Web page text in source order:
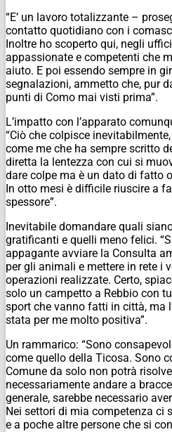
“E’ un lavoro totalizzante –
contatto quotidiano con i
Inoltre ho scoperto qui, negli
appassionate e competenti che
aiuto. E poi essendo sempre in
segnalazioni, ammetto che, pur
punti di Como mai visti prima”.
L’impatto con l’apparato
“Ciò che colpisce
come me che ha sempre scritto
diretta la lentezza con cui si
dare colpe ma è un dato di fatto
In otto mesi è difficile riuscire a
spessore”.
Inevitabile domandare quali
gratificanti e quelli meno felici.
appagante avviare la Consulta
per gli animali e mettere in rete i
operazioni realizzate. Certo,
solo un campetto a Rebbio con
sport che vanno fatti in città, ma
stata per me molto positiva”.
Un rammarico: “Sono
come quello della Ticosa. Sono
Comune da solo non potrà
necessariamente andare a
generale, sarebbe necessario
Nei settori di mia competenza ci
e a poche altre persone che si